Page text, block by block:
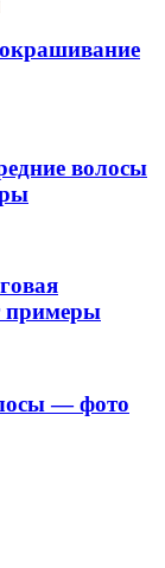
волосы
примеры
— фото